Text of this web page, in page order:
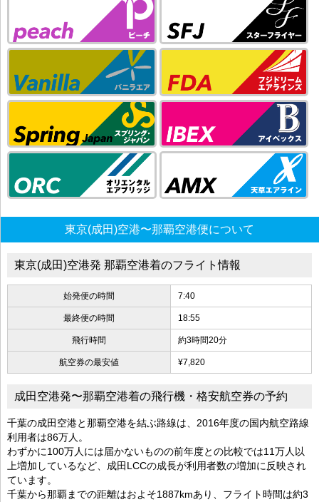
東京(成田)空港〜那覇空港便について
東京(成田)空港発 那覇空港着のフライト情報
始発便の時間 7:40
最終便の時間 18:55
飛行時間 約3時間20分
航空券の最安値 ¥7,820
成田空港発〜那覇空港着の飛行機・格安航空券の予約
千葉の成田空港と那覇空港を結ぶ路線は、2016年度の国内航空路線
利用者は86万人。
わずかに100万人には届かないものの前年度との比較では11万人以
上増加しているなど、成田LCCの成長が利用者数の増加に反映され
ています。
千葉から那覇までの距離はおよそ1887kmあり、フライト時間は約3